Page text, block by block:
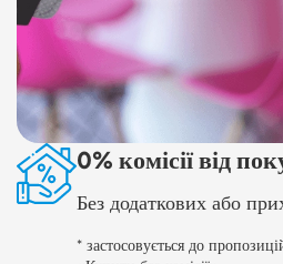
0% комісії від
Без додаткових або
* застосовується до